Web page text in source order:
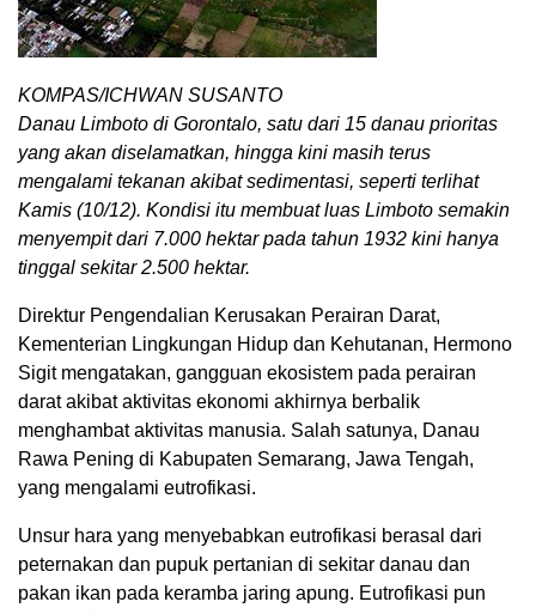
KOMPAS/ICHWAN SUSANTO
Danau Limboto di Gorontalo, satu dari 15 danau prioritas
yang akan diselamatkan, hingga kini masih terus
mengalami tekanan akibat sedimentasi, seperti terlihat
Kamis (10/12). Kondisi itu membuat luas Limboto semakin
menyempit dari 7.000 hektar pada tahun 1932 kini hanya
tinggal sekitar 2.500 hektar.
Direktur Pengendalian Kerusakan Perairan Darat,
Kementerian Lingkungan Hidup dan Kehutanan, Hermono
Sigit mengatakan, gangguan ekosistem pada perairan
darat akibat aktivitas ekonomi akhirnya berbalik
menghambat aktivitas manusia. Salah satunya, Danau
Rawa Pening di Kabupaten Semarang, Jawa Tengah,
yang mengalami eutrofikasi.
Unsur hara yang menyebabkan eutrofikasi berasal dari
peternakan dan pupuk pertanian di sekitar danau dan
pakan ikan pada keramba jaring apung. Eutrofikasi pun